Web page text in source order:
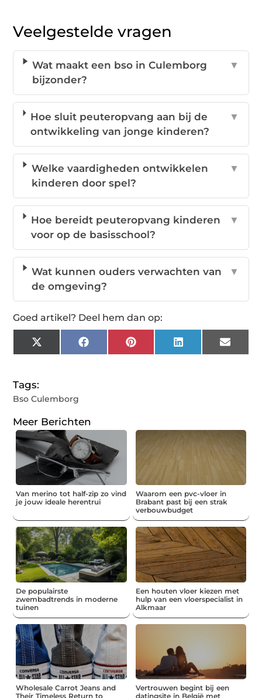
Veelgestelde vragen
Wat maakt een bso in Culemborg
bijzonder?
▼
Hoe sluit peuteropvang aan bij de
ontwikkeling van jonge kinderen?
▼
Welke vaardigheden ontwikkelen
kinderen door spel?
▼
Hoe bereidt peuteropvang kinderen
voor op de basisschool?
▼
Wat kunnen ouders verwachten van
de omgeving?
▼
Goed artikel? Deel hem dan op:
X
(Twitter)
FacebookPinterestLinkedInEmail
Tags:
Bso Culemborg
Meer Berichten
Van merino tot half-zip zo vind
je jouw ideale herentrui
Waarom een pvc-vloer in
Brabant past bij een strak
verbouwbudget
De populairste
zwembadtrends in moderne
tuinen
Een houten vloer kiezen met
hulp van een vloerspecialist in
Alkmaar
Wholesale Carrot Jeans and
Their Timeless Return to
Vertrouwen begint bij een
datingsite in België met